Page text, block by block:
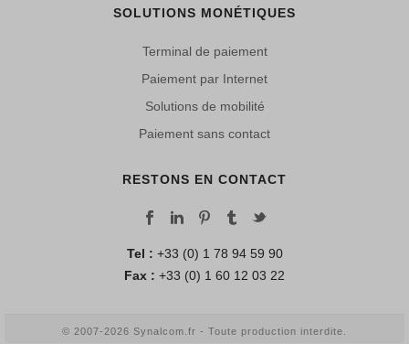
SOLUTIONS MONÉTIQUES
Terminal de paiement
Paiement par Internet
Solutions de mobilité
Paiement sans contact
RESTONS EN CONTACT
Tel : +33 (0) 1 78 94 59 90
Fax : +33 (0) 1 60 12 03 22
© 2007-2026 Synalcom.fr - Toute production interdite.